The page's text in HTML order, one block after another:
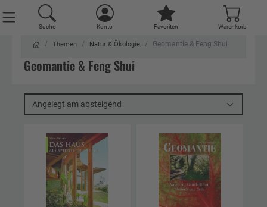
Suche Konto Favoriten Warenkorb
Themen Natur & Ökologie Geomantie & Feng Shui
Geomantie & Feng Shui
Angelegt am absteigend